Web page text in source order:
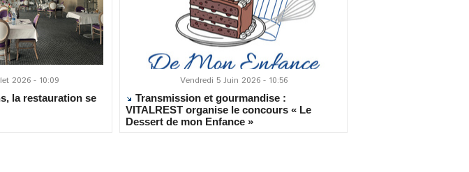
2026 - 10:09
la restauration se
Vendredi 5 Juin 2026 - 10:56
Transmission et gourmandise :
VITALREST organise le concours « Le
Dessert de mon Enfance »